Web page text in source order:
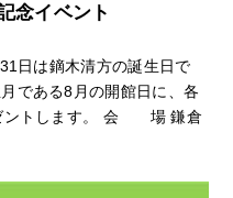
念イベント
日は鏑木清方の誕生日で
である8月の開館日に、各
ントします。 会 場 鎌倉